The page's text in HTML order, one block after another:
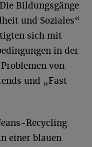
Bildungsgänge
und Soziales“
sich mit
in der
von
und „Fast
Recycling
einer blauen